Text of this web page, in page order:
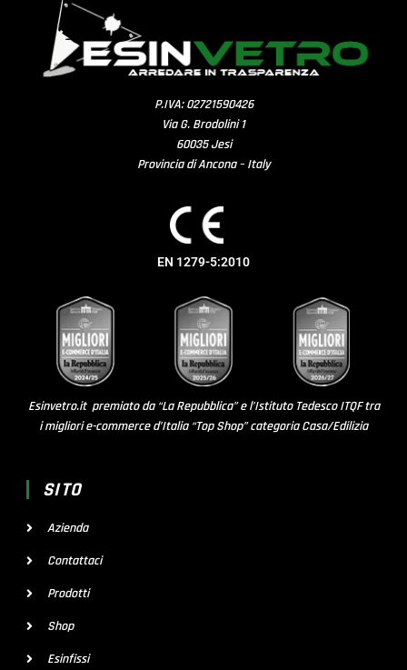
P.IVA: 02721590426
Via G. Brodolini 1
60035 Jesi
Provincia di Ancona – Italy
EN 1279-5:2010
Esinvetro.it premiato da “La Repubblica” e l’Istituto Tedesco ITQF tra
i migliori e-commerce d’Italia “Top Shop” categoria Casa/Edilizia
SITO
Azienda
Contattaci
Prodotti
Shop
Esinfissi